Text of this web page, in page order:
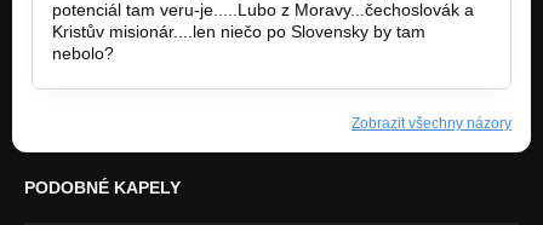
potenciál tam veru-je.....Lubo z Moravy...čechoslovák a
Kristův misionár....len niečo po Slovensky by tam
nebolo?
Zobrazit všechny názory
PODOBNÉ KAPELY